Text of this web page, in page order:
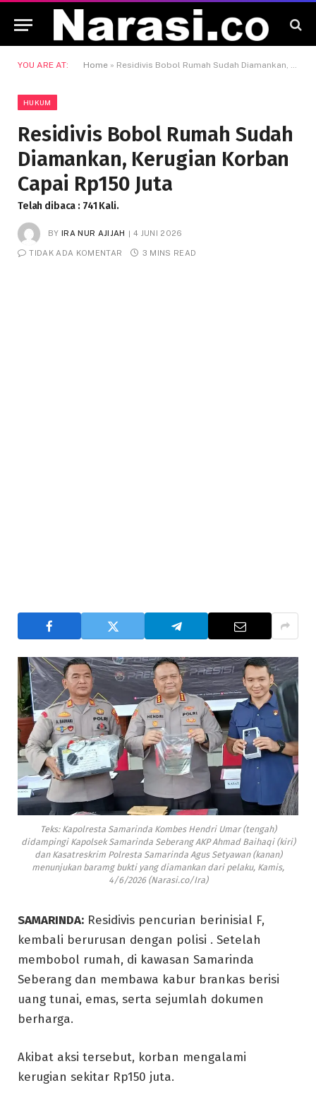
YOU ARE AT: Home » Residivis Bobol Rumah Sudah Diamankan, Kerugian Korban Capai Rp150 Juta
HUKUM
Residivis Bobol Rumah Sudah
Diamankan, Kerugian Korban
Capai Rp150 Juta
Telah dibaca : 741 Kali.
BY IRA NUR AJIJAH 4 JUNI 2026
TIDAK ADA KOMENTAR 3 MINS READ
Teks: Kapolresta Samarinda Kombes Hendri Umar (tengah)
didampingi Kapolsek Samarinda Seberang AKP Ahmad Baihaqi (kiri)
dan Kasatreskrim Polresta Samarinda Agus Setyawan (kanan)
menunjukan baramg bukti yang diamankan dari pelaku, Kamis,
4/6/2026 (Narasi.co/Ira)
SAMARINDA: Residivis pencurian berinisial F,
kembali berurusan dengan polisi . Setelah
membobol rumah, di kawasan Samarinda
Seberang dan membawa kabur brankas berisi
uang tunai, emas, serta sejumlah dokumen
berharga.
Akibat aksi tersebut, korban mengalami
kerugian sekitar Rp150 juta.